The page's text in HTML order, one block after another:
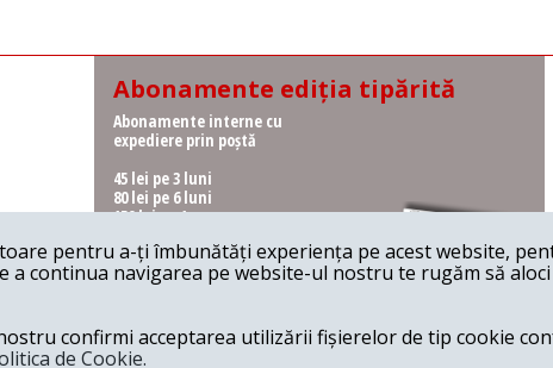
Abonamente ediția tipărită
Abonamente interne cu
expediere prin poștă
45 lei pe 3 luni
80 lei pe 6 luni
150 lei pe 1 an
Abonamente interne cu
ridicare de la redacție
62 lei pe 6 luni
115 lei pe 1 an
pentru a-ți îmbunătăți experiența pe acest website,
a continua navigarea pe website-ul nostru te rugăm să
confirmi acceptarea utilizării fișierelor de tip cookie
de Cookie.